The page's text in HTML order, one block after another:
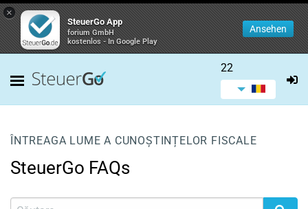
×
SteuerGo App
forium GmbH
kostenlos - In Google Play
Ansehen
22
ÎNTREAGA LUME A CUNOȘTINȚELOR FISCALE
SteuerGo FAQs